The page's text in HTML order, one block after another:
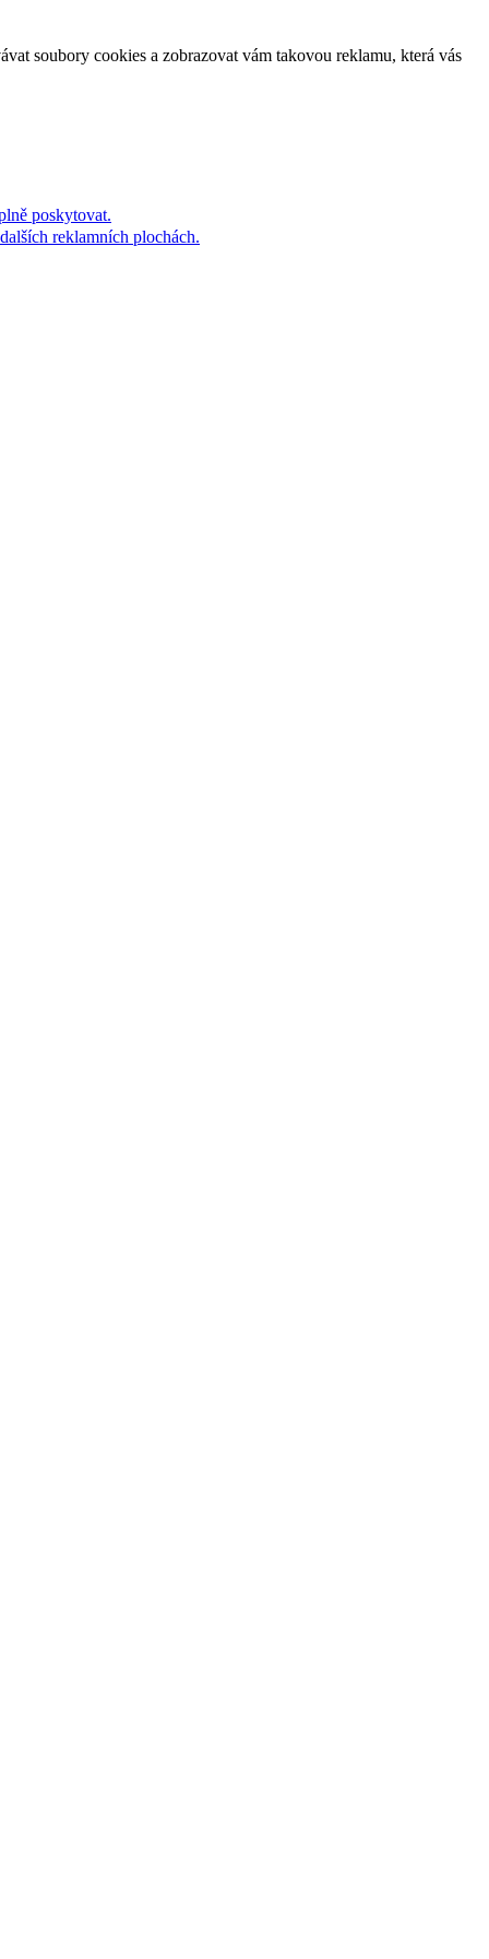
soubory cookies a zobrazovat vám takovou reklamu, která vás
poskytovat.
reklamních plochách.